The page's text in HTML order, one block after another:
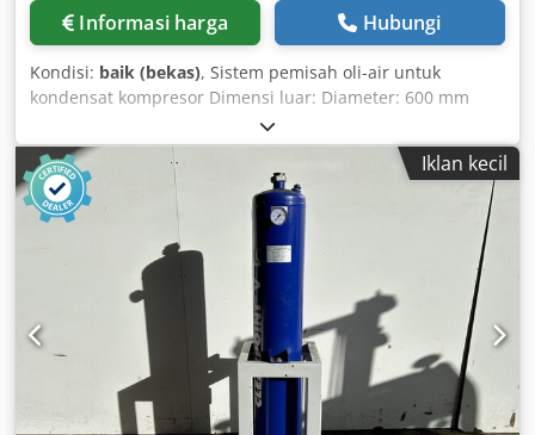
Informasi harga Hubungi
Kondisi: baik (bekas), Sistem pemisah oli-air untuk
kondensat kompresor Dimensi luar: Diameter: 600 mm
Tinggi: 1180 mm Dkjdpfx Aozh Iddjl Aor Berat: sekitar 50 kg
Kondisi: baik, bekas pakai
Iklan kecil